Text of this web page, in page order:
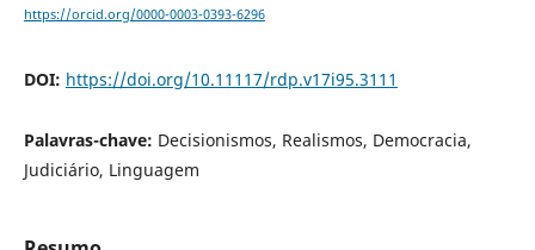
https://orcid.org/0000-0003-0393-6296
DOI: https://doi.org/10.11117/rdp.v17i95.3111
Palavras-chave: Decisionismos, Realismos, Democracia,
Judiciário, Linguagem